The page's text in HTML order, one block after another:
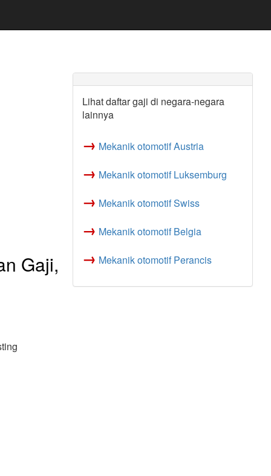
Gaji,
Lihat daftar gaji di negara-negara
lainnya
→ Mekanik otomotif Austria
→ Mekanik otomotif Luksemburg
→ Mekanik otomotif Swiss
→ Mekanik otomotif Belgia
→ Mekanik otomotif Perancis